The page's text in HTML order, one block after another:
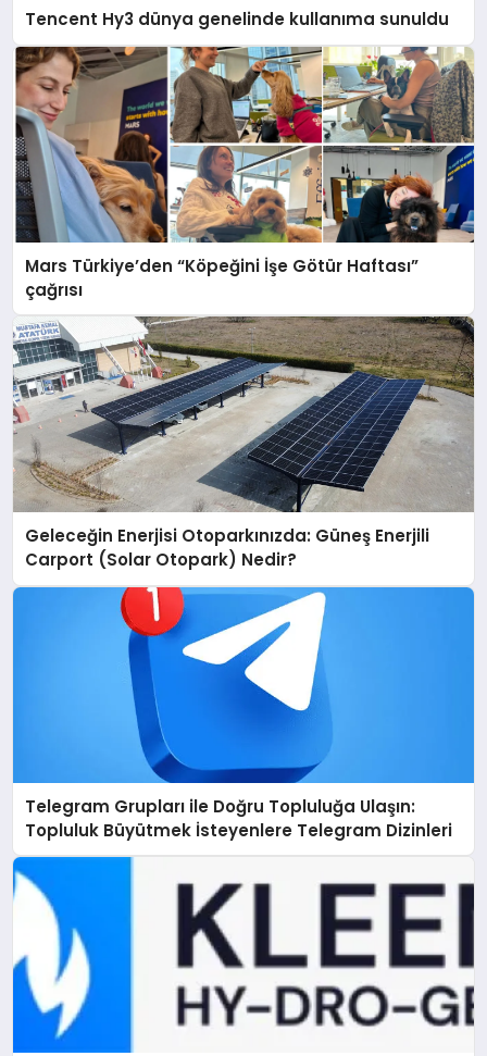
Tencent Hy3 dünya genelinde kullanıma sunuldu
Mars Türkiye’den “Köpeğini İşe Götür Haftası”
çağrısı
Geleceğin Enerjisi Otoparkınızda: Güneş Enerjili
Carport (Solar Otopark) Nedir?
Telegram Grupları ile Doğru Topluluğa Ulaşın:
Topluluk Büyütmek İsteyenlere Telegram Dizinleri